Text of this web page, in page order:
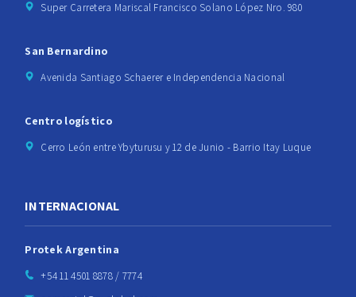
Super Carretera Mariscal Francisco Solano López Nro. 980
San Bernardino
Avenida Santiago Schaerer e Independencia Nacional
Centro logístico
Cerro León entre Ybyturusu y 12 de Junio - Barrio Itay Luque
INTERNACIONAL
Protek Argentina
+54 11 4501 8878 / 7774